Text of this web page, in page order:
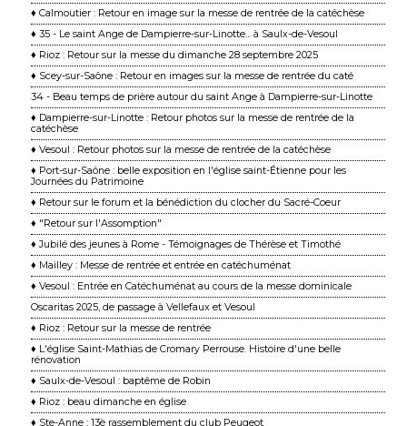
♦ Calmoutier : Retour en image sur la messe de rentrée de la catéchèse
♦ 35 - Le saint Ange de Dampierre-sur-Linotte... à Saulx-de-Vesoul
♦ Rioz : Retour sur la messe du dimanche 28 septembre 2025
♦ Scey-sur-Saône : Retour en images sur la messe de rentrée du caté
34 - Beau temps de prière autour du saint Ange à Dampierre-sur-Linotte
♦ Dampierre-sur-Linotte : Retour photos sur la messe de rentrée de la
catéchèse
♦ Vesoul : Retour photos sur la messe de rentrée de la catéchèse
♦ Port-sur-Saône : belle exposition en l'église saint-Étienne pour les
Journées du Patrimoine
♦ Retour sur le forum et la bénédiction du clocher du Sacré-Coeur
♦ "Retour sur l'Assomption"
♦ Jubilé des jeunes à Rome - Témoignages de Thérèse et Timothé
♦ Mailley : Messe de rentrée et entrée en catéchuménat
♦ Vesoul : Entrée en Catéchuménat au cours de la messe dominicale
Oscaritas 2025, de passage à Vellefaux et Vesoul
♦ Rioz : Retour sur la messe de rentrée
♦ L'église Saint-Mathias de Cromary Perrouse. Histoire d'une belle
rénovation
♦ Saulx-de-Vesoul : baptême de Robin
♦ Rioz : beau dimanche en église
♦ Ste-Anne : 13è rassemblement du club Peugeot